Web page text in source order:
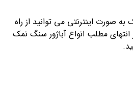
صورت اینترنتی می توانید از راه
مطلب انواع آباژور سنگ نمک